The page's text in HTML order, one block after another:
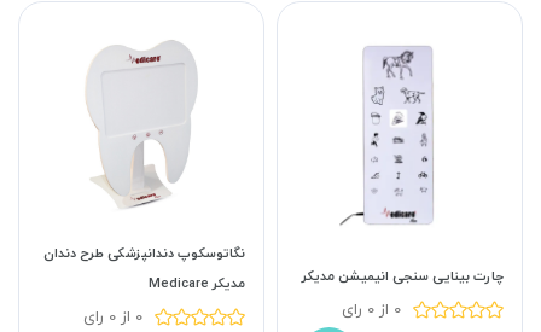
چارت بینایی سنجی انیمیشن مدیکر
0 از 0 رای
نگاتوسکوپ دندانپزشکی طرح دندان
مدیکر Medicare
0 از 0 رای